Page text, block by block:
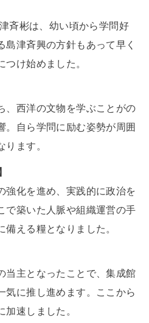
斉彬は、幼い頃から学問好
島津斉興の方針もあって早く
け始めました。
、西洋の文物を学ぶことがの
。自ら学問に励む姿勢が周囲
ます。
強化を進め、実践的に政治を
で築いた人脈や組織運営の手
える糧となりました。
当主となったことで、集成館
気に推し進めます。ここから
速しました。